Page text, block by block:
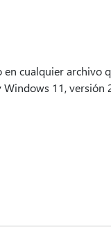
cualquier archivo
Windows 11, versión